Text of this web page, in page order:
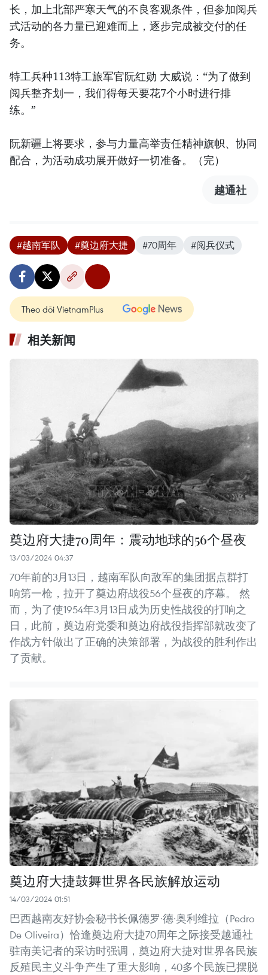
长，加上北部严寒天气的不良客观条件，但参加阅兵
式活动的各力量已迎难而上，逐步完成被交付的任
务。
特工兵种113特工旅军官阮红勋 大威说：“为了做到
阅兵整齐划一，我们得每天要花7个小时进行排
练。”
阮新疆上将要求，参与力量高举责任精神旗帜、协同
配合，为活动成功展开做好一切准备。（完）
越通社
#越南军队 #奠边府大捷 #70周年 #阅兵仪式
Theo dõi VietnamPlus
相关新闻
奠边府大捷70周年：震动地球的56个昼夜
13/03/2024 04:37
70年前的3月13日，越南军队向敌军的集团据点群打
响第一枪，拉开了奠边府战役56个昼夜的序幕。 然
而，为了使1954年3月13日成为历史性战役的打响之
日，此前，奠边府党委和奠边府战役指挥部就改变了
作战方针做出了正确的决策部署，为战役的胜利作出
了贡献。
奠边府大捷鼓舞世界各民族解放运动
14/03/2024 01:51
巴西越南友好协会秘书长佩德罗·德·奥利维拉（Pedro
De Oliveira）恰逢奠边府大捷70周年之际接受越通社
驻南美记者的采访时强调，奠边府大捷对世界各民族
反殖民主义斗争产生了重大影响，40多个民族已摆脱